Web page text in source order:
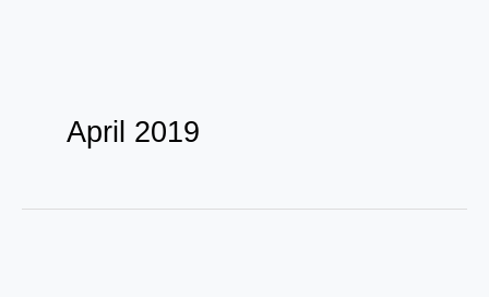
April 2019